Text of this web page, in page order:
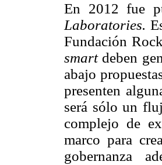
En 2012 fue
Laboratories.
Fundación
smartdeben
abajo
presenten
será sólo un
complejo de
marco para
gobernanza